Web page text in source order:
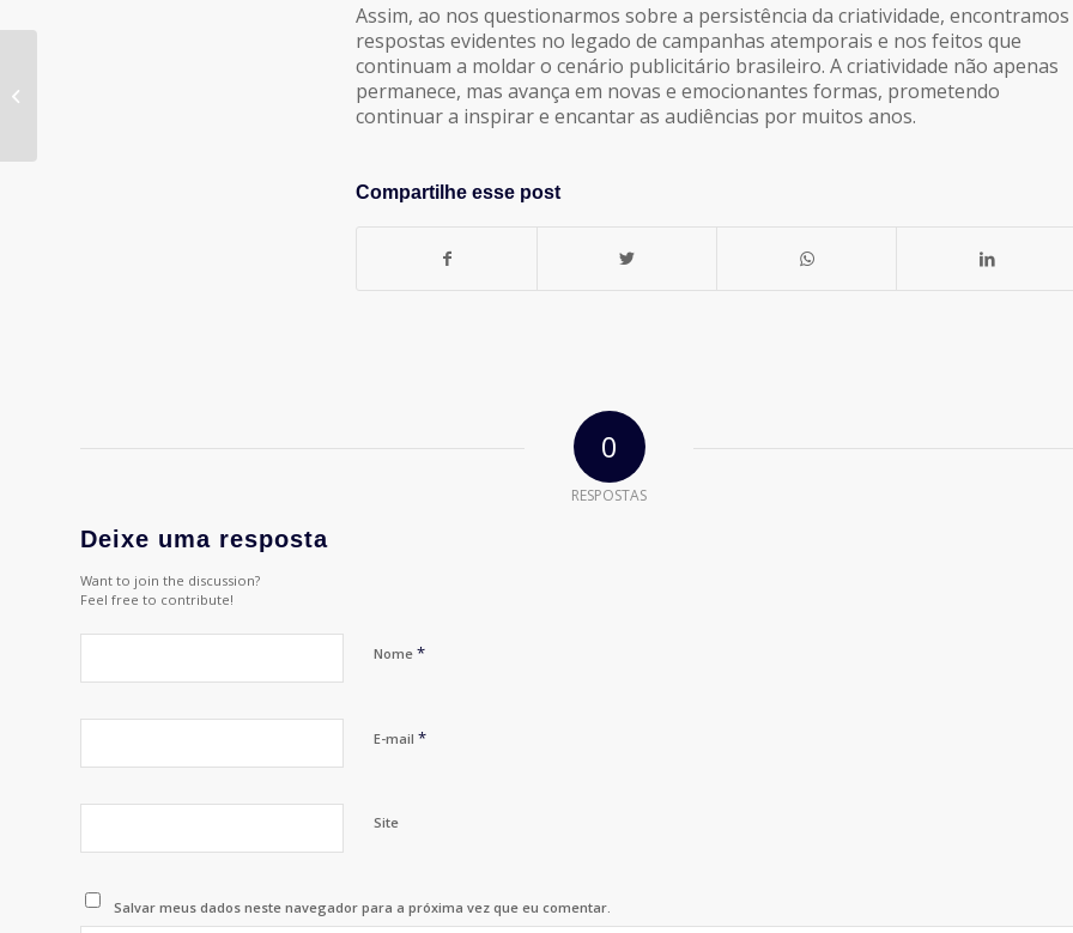
Assim, ao nos questionarmos sobre a persistência da criatividade, encontramos
respostas evidentes no legado de campanhas atemporais e nos feitos que
continuam a moldar o cenário publicitário brasileiro. A criatividade não apenas
permanece, mas avança em novas e emocionantes formas, prometendo
continuar a inspirar e encantar as audiências por muitos anos.
Compartilhe esse post
0
RESPOSTAS
Deixe uma resposta
Want to join the discussion?
Feel free to contribute!
Nome *
E-mail *
Site
Salvar meus dados neste navegador para a próxima vez que eu comentar.